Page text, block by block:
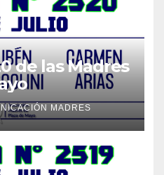
de las Madres
MADRES